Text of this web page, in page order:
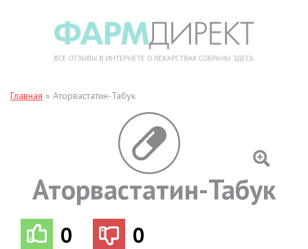
Главная » Аторвастатин-Табук
Аторвастатин-Табук
0 0